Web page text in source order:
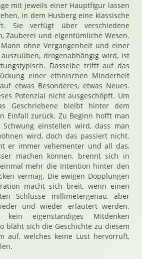
mit jeweils einer Hauptfigur lassen
in dem Husberg eine klassische
Sie verfügt über verschiedene
Zauberei und eigentümliche Wesen.
ohne Vergangenheit und einer
drogenabhängig wird, ist
Dasselbe trifft auf das
einer ethnischen Minderheit
etwas Besonderes, etwas Neues.
Potenzial nicht ausgeschöpft. Um
Geschriebene bleibt hinter dem
Einfall zurück. Zu Beginn hofft man
einstellen wird, dass man
wird, doch das passiert nicht.
er immer vehementer und all das,
machen können, brennt sich in
mehr die Intention hinter den
vermag. Die ewigen Dopplungen
macht sich breit, wenn einen
Schlüsse millimetergenau, aber
und wieder erläutert werden.
eigenständiges Mitdenken
bläht sich die Geschichte zu diesem
auf, welches keine Lust hervorruft,